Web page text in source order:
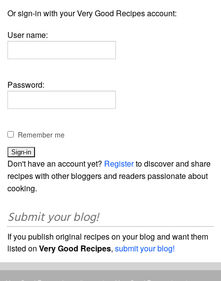
Or sign-in with your Very Good Recipes account:
User name:
Password:
Remember me
Don't have an account yet? Registerto discover and share
recipes with other bloggers and readers passionate about
cooking.
Submit your blog!
If you publish original recipes on your blog and want them
listed on Very Good Recipes, submit your blog!